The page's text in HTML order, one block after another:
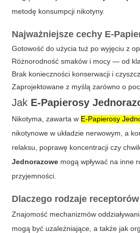
metodę konsumpcji nikotyny.
Najważniejsze cechy E-
Gotowość do użycia tuż po wyjęciu z
Różnorodność smaków i mocy — od
Brak konieczności konserwacji i
Zaprojektowane z myślą zarówno o
Jak E-Papierosy
Nikotyma, zawarta w E-Papierosy
nikotynowe w układzie nerwowym, a
relaksu, poprawę koncentracji czy
Jednorazowe mogą wpływać na
przyjemności.
Dlaczego rodzaje
Znajomość mechanizmów
mogą być uzależniające, a także jak